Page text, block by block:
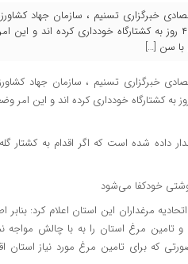
خبرگزاری تسنیم ، سازمان جهاد
برخی مرغداران استان قم از ارسال گله‌های مرغ بالای ۴۵ روز به
با سن […]
خبرگزاری تسنیم ، سازمان جهاد
مرغداران استان قم از ارسال گله‌های مرغ بالای ۴۵ روز به کشتارگاه
دارای گله‌های مرغ با سن بالای ۴۵ روز هشدار داده شده است که
خودکفا می‌شود
مرغداران این استان اعلام کرد: بنابر
تامین مرغ استان را به با چالش مواجه
پله پرورشی دارای سن بالای ۴۵ روز در صورتی که برای تامین مرغ